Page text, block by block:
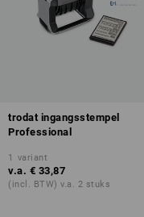
trodat ingangsstempel
Professional
1 variant
v.a. € 33,87
(incl. BTW) v.a. 2 stuks